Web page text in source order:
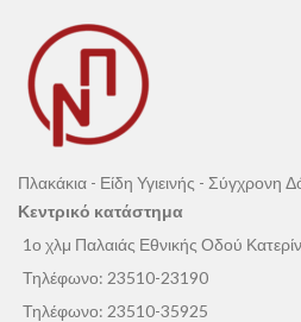
Πλακάκια - Είδη Υγιεινής - Σύγχρονη
Κεντρικό κατάστημα
1ο χλμ Παλαιάς Εθνικής Οδού
Τηλέφωνο: 23510-23190
Τηλέφωνο: 23510-35925